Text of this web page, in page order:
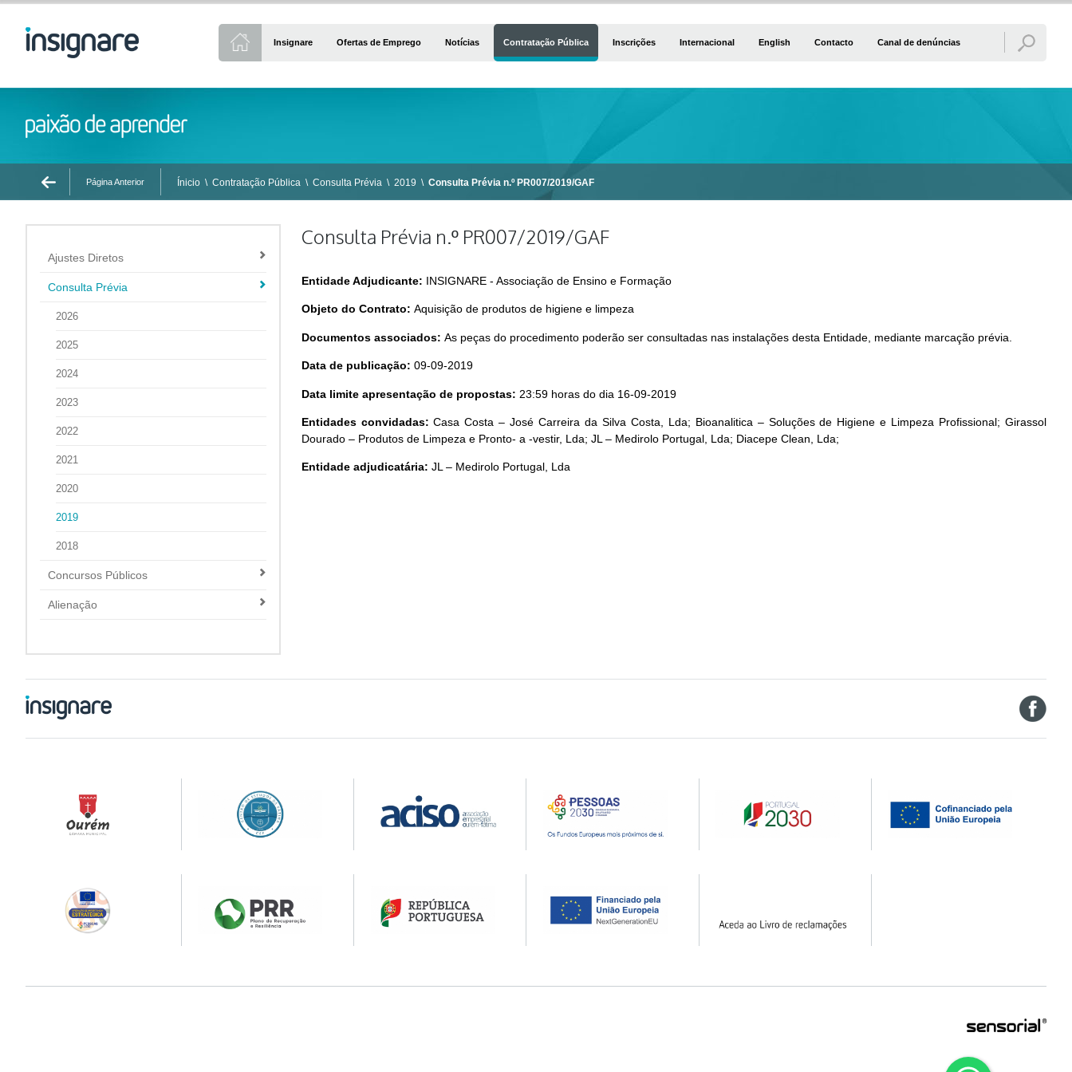
Insignare Ofertas de Emprego Notícias Contratação Pública Inscrições Internacional English Contacto Canal de denúncias
Página Anterior Ínicio \ Contratação Pública \ Consulta Prévia \ 2019 \ Consulta Prévia n.º PR007/2019/GAF
Ajustes Diretos
Consulta Prévia
2026
2025
2024
2023
2022
2021
2020
2019
2018
Concursos Públicos
Alienação
Consulta Prévia n.º PR007/2019/GAF
Entidade Adjudicante: INSIGNARE - Associação de Ensino e Formação
Objeto do Contrato: Aquisição de produtos de higiene e limpeza
Documentos associados: As peças do procedimento poderão ser consultadas nas instalações desta Entidade, mediante marcação prévia.
Data de publicação: 09-09-2019
Data limite apresentação de propostas: 23:59 horas do dia 16-09-2019
Entidades convidadas:Casa Costa – José Carreira da Silva Costa, Lda; Bioanalitica – Soluções de Higiene e Limpeza Profissional; Girassol
Dourado – Produtos de Limpeza e Pronto- a -vestir, Lda; JL – Medirolo Portugal, Lda; Diacepe Clean, Lda;
Entidade adjudicatária: JL – Medirolo Portugal, Lda